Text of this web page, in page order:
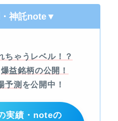
神託note▼
ちゃうレベル！？
爆益銘柄の公開！
予測 を公開中！
実績・noteの